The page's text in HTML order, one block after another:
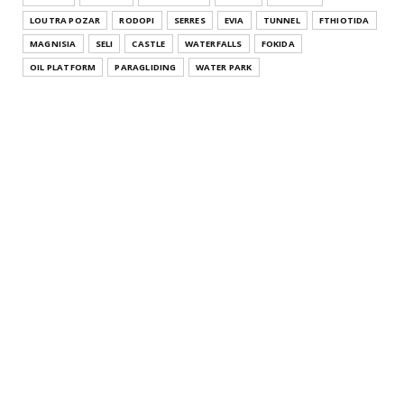
Μακεδονία Pa...
July 26, 2021
THESSALONIKI
LOUTRA POZAR
RODOPI SERRES EVIA TUNNEL
FTHIOTIDA
MAGNISIA
SELI CASTLE WATERFALLS
FOKIDA
OIL PLATFORM
PARAGLIDING WATER PARK